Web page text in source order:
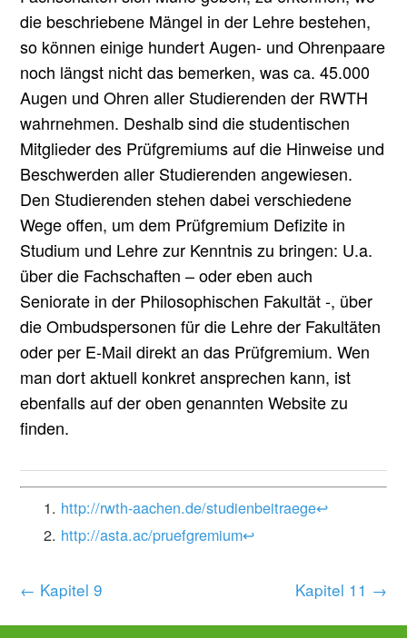
die beschriebene Mängel in der Lehre bestehen,
so können einige hundert Augen- und Ohrenpaare
noch längst nicht das bemerken, was ca. 45.000
Augen und Ohren aller Studierenden der RWTH
wahrnehmen. Deshalb sind die studentischen
Mitglieder des Prüfgremiums auf die Hinweise und
Beschwerden aller Studierenden angewiesen.
Den Studierenden stehen dabei verschiedene
Wege offen, um dem Prüfgremium Defizite in
Studium und Lehre zur Kenntnis zu bringen: U.a.
über die Fachschaften – oder eben auch
Seniorate in der Philosophischen Fakultät -, über
die Ombudspersonen für die Lehre der Fakultäten
oder per E-Mail direkt an das Prüfgremium. Wen
man dort aktuell konkret ansprechen kann, ist
ebenfalls auf der oben genannten Website zu
finden.
http://rwth-aachen.de/studienbeitraege↩︎
http://asta.ac/pruefgremium↩︎
← Kapitel 9 Kapitel 11 →